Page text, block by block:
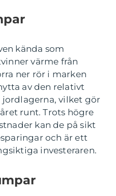
kända som
värme från
ner rör i marken
av den relativt
vilket gör
runt. Trots högre
kan de på sikt
och är ett
investeraren.